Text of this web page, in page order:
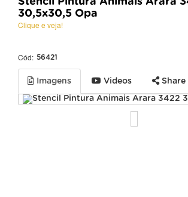
30,5x30,5 Opa
Clique e veja!
Cód: 56421
Imagens Videos Share